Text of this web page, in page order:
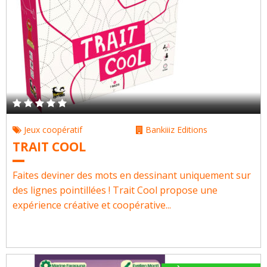
Jeux coopératif Bankiiiz Editions
TRAIT COOL
Faites deviner des mots en dessinant uniquement sur
des lignes pointillées ! Trait Cool propose une
expérience créative et coopérative...